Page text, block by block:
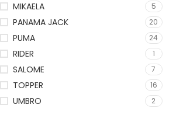
MIKAELA 5
PANAMA JACK 20
PUMA 24
RIDER 1
SALOME 7
TOPPER 16
UMBRO 2